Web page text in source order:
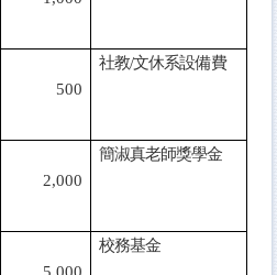
500
社教/文休系設備費
2,000
簡淑真老師獎學金
5,000
校務基金